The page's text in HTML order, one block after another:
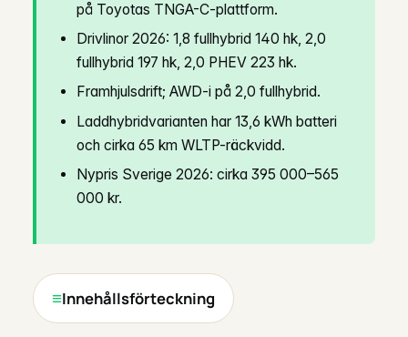
på Toyotas TNGA-C-plattform.
Drivlinor 2026: 1,8 fullhybrid 140 hk, 2,0
fullhybrid 197 hk, 2,0 PHEV 223 hk.
Framhjulsdrift; AWD-i på 2,0 fullhybrid.
Laddhybridvarianten har 13,6 kWh batteri
och cirka 65 km WLTP-räckvidd.
Nypris Sverige 2026: cirka 395 000–565
000 kr.
Innehållsförteckning